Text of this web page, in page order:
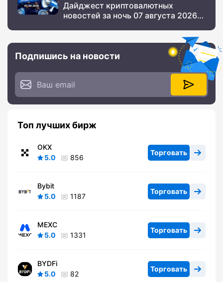
Дайджест криптовалютных
новостей за ночь 07 августа 2026
Подпишись на новости
Топ лучших бирж
OKX
5.0
856
Торговать
Bybit
5.0
1187
Торговать
MEXC
5.0
1331
Торговать
BYDFi
5.0
82
Торговать